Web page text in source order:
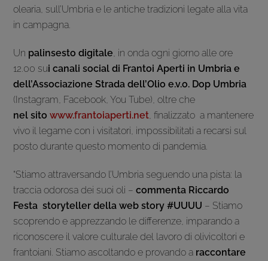
olearia, sull’Umbria e le antiche tradizioni legate alla vita
in campagna.
Un palinsesto digitale, in onda ogni giorno alle ore
12.00 sui canali social di Frantoi Aperti in Umbria e
dell’Associazione Strada dell’Olio e.v.o. Dop Umbria
(Instagram, Facebook, You Tube), oltre che
nel sitowww.frantoiaperti.net, finalizzato a mantenere
vivo il legame con i visitatori, impossibilitati a recarsi sul
posto durante questo momento di pandemia.
“Stiamo attraversando l’Umbria seguendo una pista: la
traccia odorosa dei suoi oli –commenta Riccardo
Festa storyteller della web story #UUUU – Stiamo
scoprendo e apprezzando le differenze, imparando a
riconoscere il valore culturale del lavoro di olivicoltori e
frantoiani. Stiamo ascoltando e provando a raccontare